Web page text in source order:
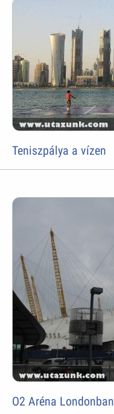
Teniszpálya a vízen
O2 Aréna Londonban